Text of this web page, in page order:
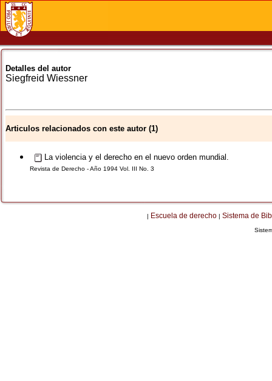
Detalles del autor
Siegfreid Wiessner
Articulos relacionados con este autor (1)
La violencia y el derecho en el nuevo orden mundial.
Revista de Derecho - Año 1994 Vol. III No. 3
| Escuela de derecho | Sistema de